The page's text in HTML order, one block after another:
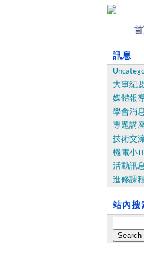
首
訊息
大事紀
媒體報
學會消
專題講
技術交
機電小
活動訊
進修課
站內搜
for: